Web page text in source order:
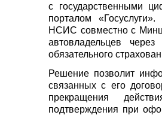
с государственными
порталом
НСИС совместно с
автовладельцев
обязательного
Решение позволит
связанных с его
прекращения
подтверждения при